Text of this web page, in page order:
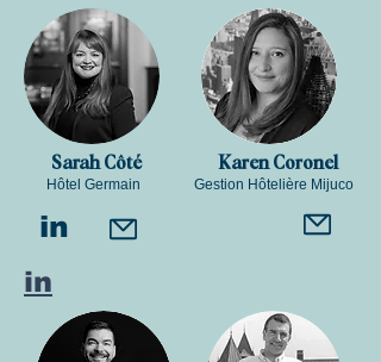
Sarah Côté
in
Hôtel Germain
Karen Coronel
Gestion Hôtelière Mijuco
in